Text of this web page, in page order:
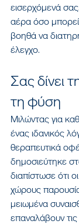
εισερχόμενά
αέρα όσο
βοηθά να
έλεγχο.
Σας δίνει
τη φύση
Μιλώντας για
ένας ιδανικός
θεραπευτικά
δημοσιεύτηκε
διαπίστωσε ότι
χώρους
μειωμένα
επαναλάβουν